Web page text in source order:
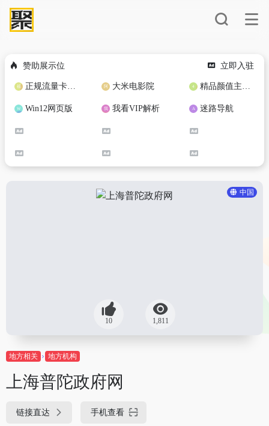
赞助展示位 立即入驻
正规流量卡免费加盟合作 大米电影院 精品颜值主播定制
Win12网页版 我看VIP解析 迷路导航
中国
10 1,811
地方相关 地方机构
上海普陀政府网
链接直达 手机查看